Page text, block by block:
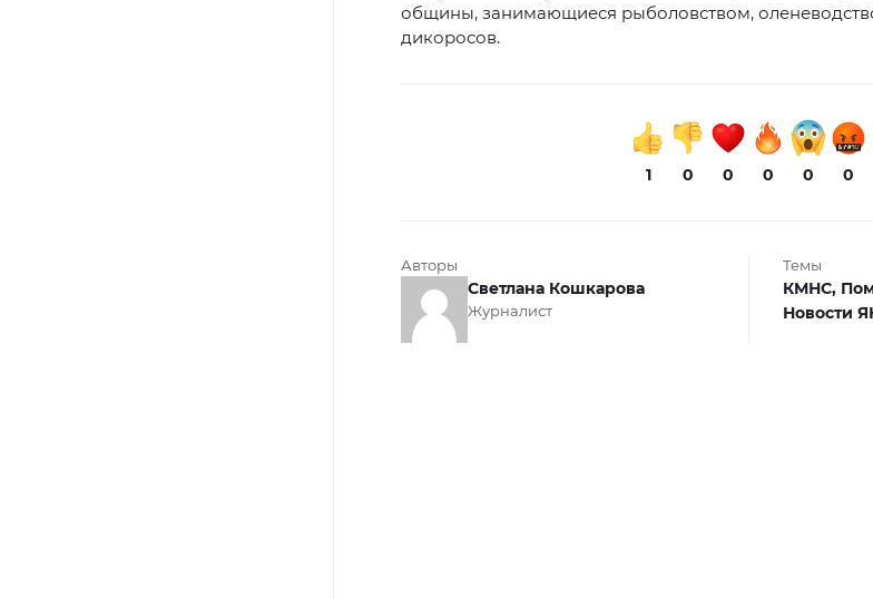
общины, занимающиеся рыболовством,
дикоросов.
1 0 0 0 0 0
Авторы
Светлана Кошкарова
Журналист
Темы
КМНС,
Новости